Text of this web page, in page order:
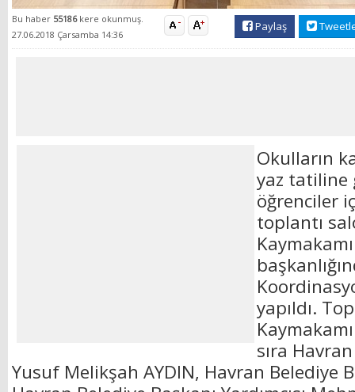
Bu haber 55186 kere okunmuş.
27.06.2018 Çarsamba 14:36
Paylaş
Okulların
yaz tatiline
öğrenciler
toplantı
yapıldı.
sıra
Yusuf Melikşah AYDIN, Havran Belediye